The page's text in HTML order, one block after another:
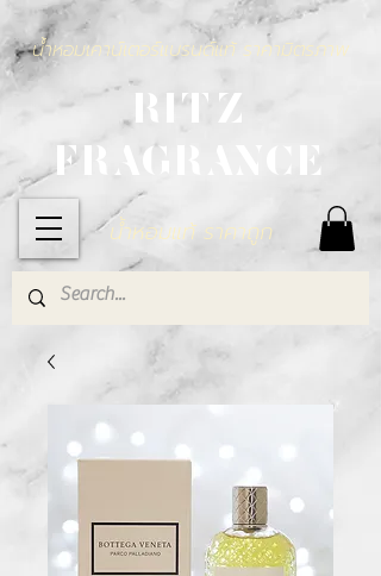
RITZ
FRAGRANCE
น้ำหอมแท้ ราคาถูก
น้ำหอมเคาน์เตอร์แบรนด์แท้ ราคามิตรภาพ